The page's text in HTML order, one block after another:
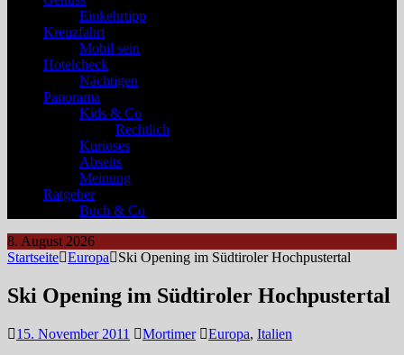
Einkehrtipp
Kreuzfahrt
Mobil sein
Hotelcheck
Nächtigen
Panorama
Kids & Co
Rechtlich
Kurioses
Abseits
Meinung
Ratgeber
Buch & Co
8. August 2026
Startseite Europa Ski Opening im Südtiroler Hochpustertal
Ski Opening im Südtiroler Hochpustertal
15. November 2011 Mortimer Europa, Italien